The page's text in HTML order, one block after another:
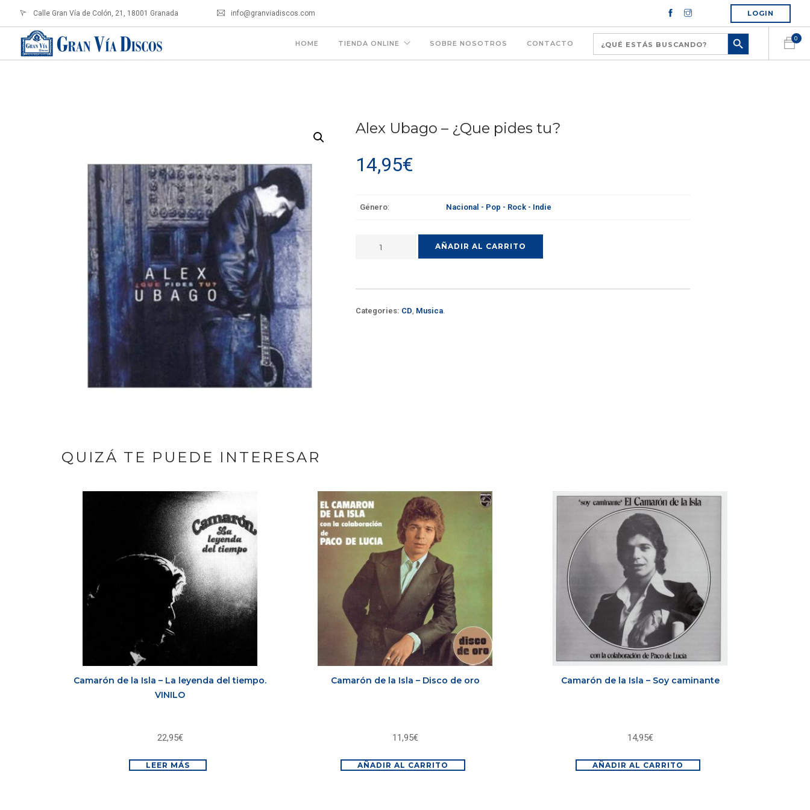
Calle Gran Vía de Colón, 21, 18001 Granada info@granviadiscos.com LOGIN
HOME TIENDA ONLINE SOBRE NOSOTROS CONTACTO
0
Alex Ubago – ¿Que pides tu?
14,95€
Género: Nacional - Pop - Rock - Indie
AÑADIR AL CARRITO
Categories: CD, Musica.
QUIZÁ TE PUEDE INTERESAR
Camarón de la Isla – La leyenda del tiempo.
VINILO
22,95€
LEER MÁS
Camarón de la Isla – Disco de oro
11,95€
AÑADIR AL CARRITO
Camarón de la Isla – Soy caminante
14,95€
AÑADIR AL CARRITO